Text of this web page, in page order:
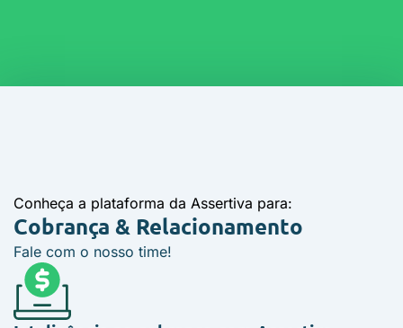
Conheça a plataforma da Assertiva para:
Cobrança & Relacionamento
Fale com o nosso time!